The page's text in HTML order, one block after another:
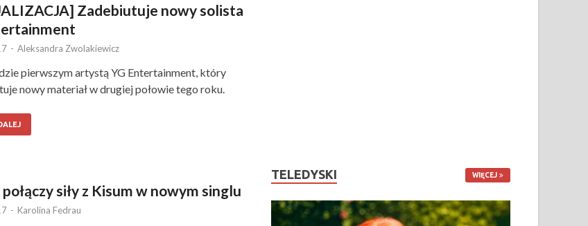
Zadebiutuje nowy solista
- Aleksandra Zwolakiewicz
pierwszym artystą YG Entertainment, który
nowy materiał w drugiej połowie tego roku.
siły z Kisum w nowym singlu
- Karolina Fedrau
TELEDYSKI WIĘCEJ